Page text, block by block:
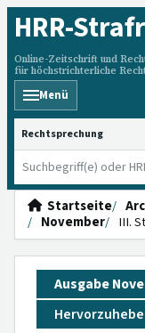
HRR-
Online-Zeitschrift und
für höchstrichterliche
Menü
HRRS durchsuchen
Startseite
November
III.
Ausgabe